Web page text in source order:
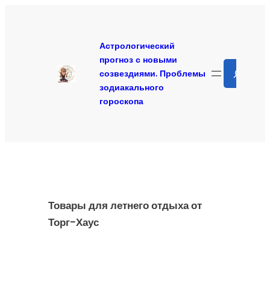
Астрологический
прогноз с новыми
созвездиями. Проблемы
зодиакального
гороскопа
Товары для летнего отдыха от
Торг-Хаус